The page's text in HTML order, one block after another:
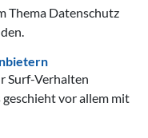
Thema Datenschutz
Surf-Verhalten
vor allem mit